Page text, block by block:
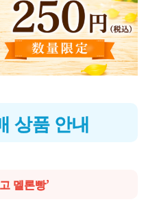
상품 안내
멜론빵’